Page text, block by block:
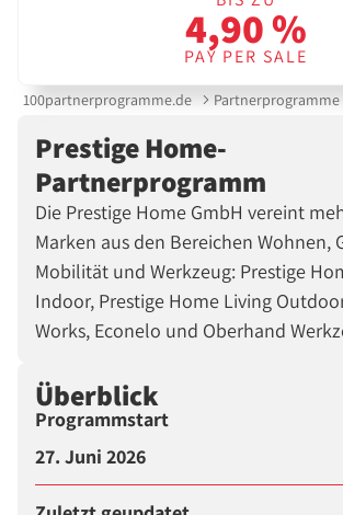
4,90 %
PAY PER SALE
100partnerprogramme.de Partnerprogramme
Prestige Home-
Partnerprogramm
Die Prestige Home GmbH vereint
Marken aus den Bereichen Wohnen,
Mobilität und Werkzeug: Prestige
Indoor, Prestige Home Living
Works, Econelo und Oberhand
Überblick
Programmstart
27. Juni 2026